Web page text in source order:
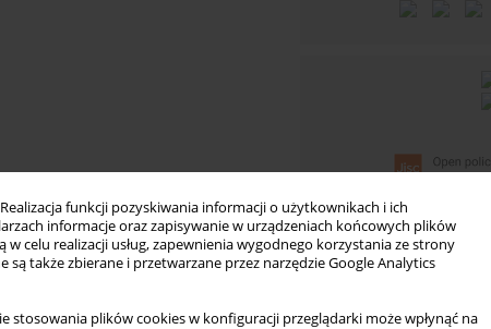
funkcji pozyskiwania informacji o użytkownikach i ich
informacje oraz zapisywanie w urządzeniach końcowych plików
celu realizacji usług, zapewnienia wygodnego korzystania ze strony
są także zbierane i przetwarzane przez narzędzie Google Analytics
stosowania plików cookies w konfiguracji przeglądarki może wpłynąć na
Newsletter
Wpisz swój adres email